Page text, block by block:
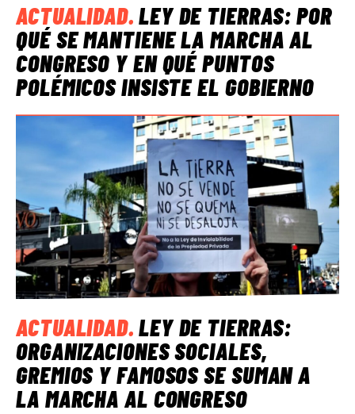
ACTUALIDAD.LEY DE TIERRAS: POR
QUÉ SE MANTIENE LA MARCHA AL
CONGRESO Y EN QUÉ PUNTOS
POLÉMICOS INSISTE EL GOBIERNO
ACTUALIDAD.LEY DE TIERRAS:
ORGANIZACIONES SOCIALES,
GREMIOS Y FAMOSOS SE SUMAN A
LA MARCHA AL CONGRESO